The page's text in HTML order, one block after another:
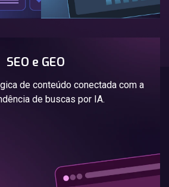
SEO e GEO
de conteúdo conectada com a
de buscas por IA.